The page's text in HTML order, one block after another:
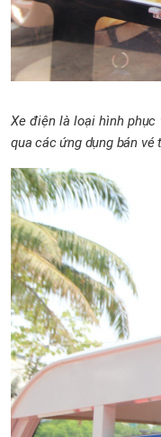
Xe điện là loại hình
qua các ứng dụng bán vé